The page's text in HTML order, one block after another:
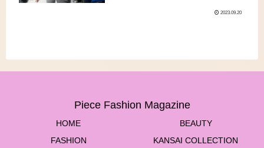
2023.09.20
Piece Fashion Magazine
HOME
BEAUTY
FASHION
KANSAI COLLECTION